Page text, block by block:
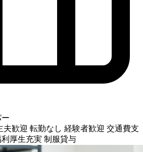
夫歓迎 転勤なし 経験者歓迎 交通費支
利厚生充実 制服貸与